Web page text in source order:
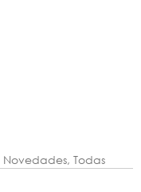
Novedades, Todas